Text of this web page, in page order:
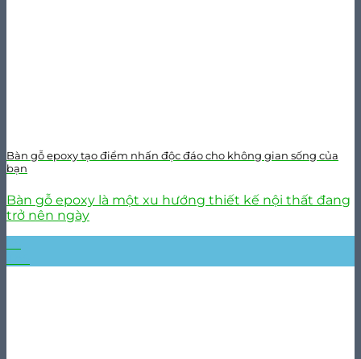
Bàn gỗ epoxy tạo điểm nhấn độc đáo cho không gian sống của
bạn
Bàn gỗ epoxy là một xu hướng thiết kế nội thất đang
trở nên ngày